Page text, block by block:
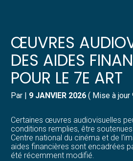
Gérer votre quotidien
Piloter votre entreprise
Développer votre entreprise
Construire votre patrimoine
Structurer votre croissance
Suivre votre comptabilité
Gérer vos ressources humaines
Dématérialiser vos documents
ŒUVRES
DES AIDES
POUR LE 7E ART
Par | 9 JANVIER 2026 ( Mise à jour
Certaines œuvres audiovisuelles
conditions remplies, être
Centre national du cinéma et de
aides financières sont encadrées
été récemment modifié.